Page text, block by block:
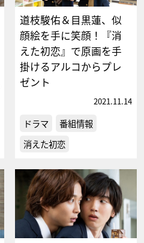
道枝駿佑＆目黒蓮、似
顔絵を手に笑顔！『消
えた初恋』で原画を手
掛けるアルコからプレ
ゼント
2021.11.14
ドラマ
番組情報
消えた初恋